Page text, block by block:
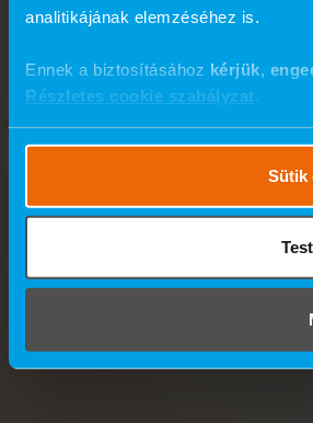
analitikájának elemzéséhez is.
Ennek a biztosításához kérjük,
Részletes cookie szabályzat.
Sütik